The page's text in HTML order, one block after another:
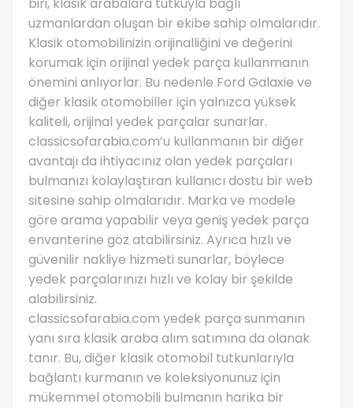
uzmanlardan oluşan bir ekibe sahip olmalarıdır.
Klasik otomobilinizin orijinalliğini ve değerini
korumak için orijinal yedek parça kullanmanın
önemini anlıyorlar. Bu nedenle Ford Galaxie ve
diğer klasik otomobiller için yalnızca yüksek
kaliteli, orijinal yedek parçalar sunarlar.
classicsofarabia.com’u kullanmanın bir diğer
avantajı da ihtiyacınız olan yedek parçaları
bulmanızı kolaylaştıran kullanıcı dostu bir web
sitesine sahip olmalarıdır. Marka ve modele
göre arama yapabilir veya geniş yedek parça
envanterine göz atabilirsiniz. Ayrıca hızlı ve
güvenilir nakliye hizmeti sunarlar, böylece
yedek parçalarınızı hızlı ve kolay bir şekilde
alabilirsiniz.
classicsofarabia.com yedek parça sunmanın
yanı sıra klasik araba alım satımına da olanak
tanır. Bu, diğer klasik otomobil tutkunlarıyla
bağlantı kurmanın ve koleksiyonunuz için
mükemmel otomobili bulmanın harika bir